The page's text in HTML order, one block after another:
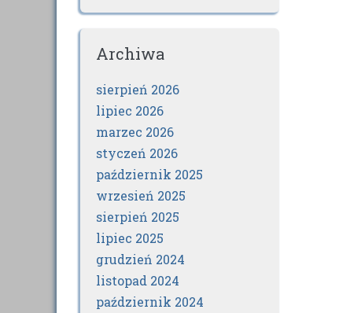
Archiwa
sierpień 2026
lipiec 2026
marzec 2026
styczeń 2026
październik 2025
wrzesień 2025
sierpień 2025
lipiec 2025
grudzień 2024
listopad 2024
październik 2024